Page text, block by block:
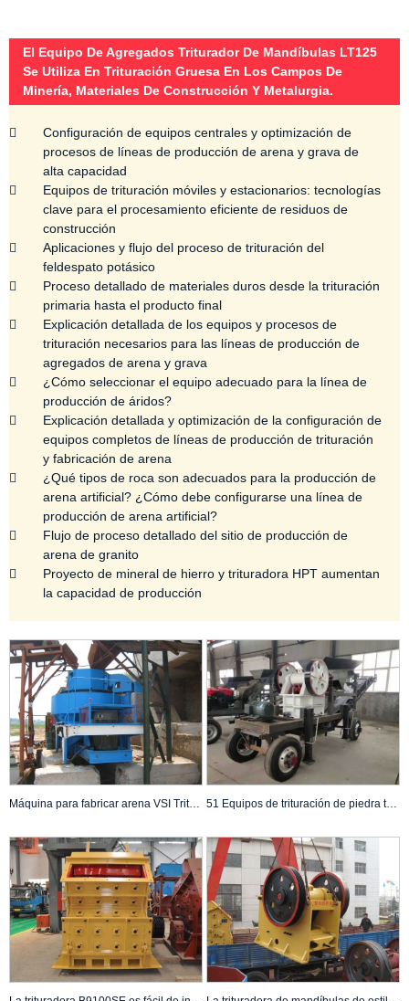
El Equipo De Agregados Triturador De Mandíbulas LT125
Se Utiliza En Trituración Gruesa En Los Campos De
Minería, Materiales De Construcción Y Metalurgia.
Configuración de equipos centrales y optimización de
procesos de líneas de producción de arena y grava de
alta capacidad
Equipos de trituración móviles y estacionarios: tecnologías
clave para el procesamiento eficiente de residuos de
construcción
Aplicaciones y flujo del proceso de trituración del
feldespato potásico
Proceso detallado de materiales duros desde la trituración
primaria hasta el producto final
Explicación detallada de los equipos y procesos de
trituración necesarios para las líneas de producción de
agregados de arena y grava
¿Cómo seleccionar el equipo adecuado para la línea de
producción de áridos?
Explicación detallada y optimización de la configuración de
equipos completos de líneas de producción de trituración
y fabricación de arena
¿Qué tipos de roca son adecuados para la producción de
arena artificial? ¿Cómo debe configurarse una línea de
producción de arena artificial?
Flujo de proceso detallado del sitio de producción de
arena de granito
Proyecto de mineral de hierro y trituradora HPT aumentan
la capacidad de producción
Máquina para fabricar arena VSI Trituradora VSI para canteras 51 Equipos de trituración de piedra trituradora